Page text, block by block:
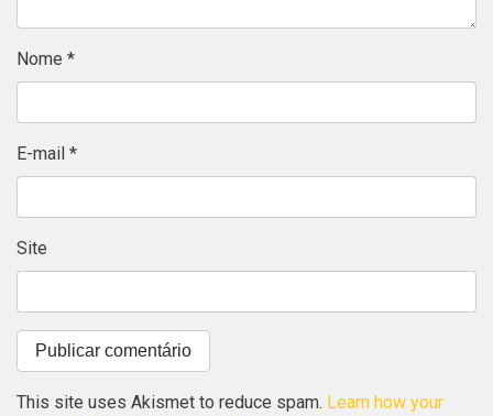
Nome *
E-mail *
Site
This site uses Akismet to reduce spam. Learn how your